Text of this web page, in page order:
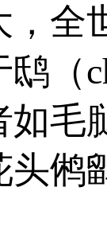
全
（
毛
鸺